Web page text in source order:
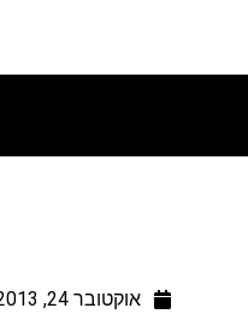
אוקטובר 24, 2013